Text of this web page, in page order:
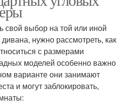
свой выбор на той или иной
нужно рассмотреть, как
с размерами
моделей особенно важно
варианте они занимают
и могут заблокировать,